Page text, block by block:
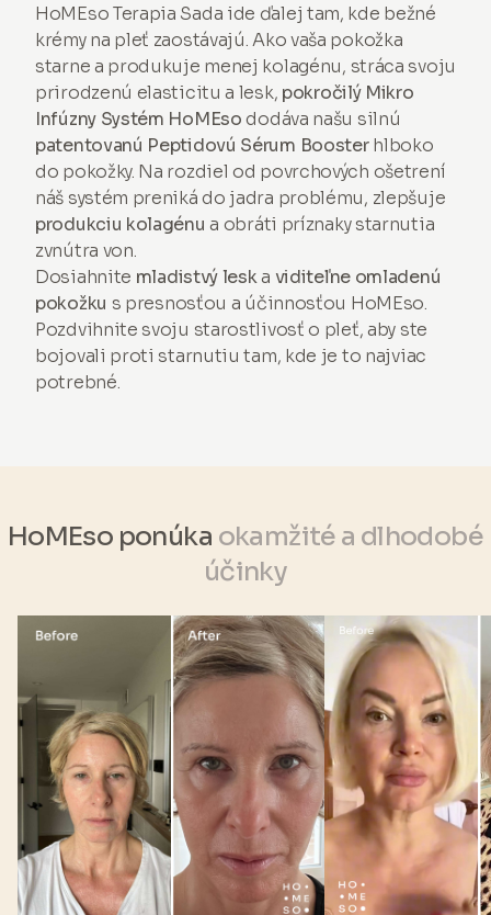
HoMEso Terapia Sada ide ďalej tam, kde bežné
krémy na pleť zaostávajú. Ako vaša pokožka
starne a produkuje menej kolagénu, stráca svoju
prirodzenú elasticitu a lesk, pokročilý Mikro
Infúzny Systém HoMEsododáva našu silnú
patentovanú Peptidovú Sérum Boosterhlboko
do pokožky. Na rozdiel od povrchových ošetrení
náš systém preniká do jadra problému, zlepšuje
produkciu kolagénu a obráti príznaky starnutia
zvnútra von.
Dosiahnite mladistvý leska viditeľne omladenú
pokožku s presnosťou a účinnosťou HoMEso.
Pozdvihnite svoju starostlivosť o pleť, aby ste
bojovali proti starnutiu tam, kde je to najviac
potrebné.
HoMEso ponúka okamžité a dlhodobé
účinky